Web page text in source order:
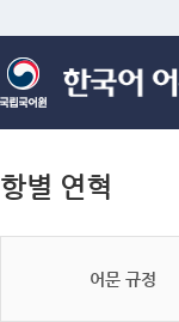
항별 연혁
어문 규정